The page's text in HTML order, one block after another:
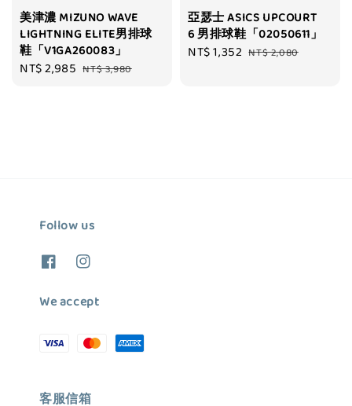
美津濃 MIZUNO WAVE
LIGHTNING ELITE男排球
鞋「V1GA260083」
Sale
NT$ 2,985 Regular
NT$ 3,980
亞瑟士 ASICS UPCOURT
6 男排球鞋「02050611」
Sale
NT$ 1,352 Regular
NT$ 2,080
Follow us
We accept
客服信箱